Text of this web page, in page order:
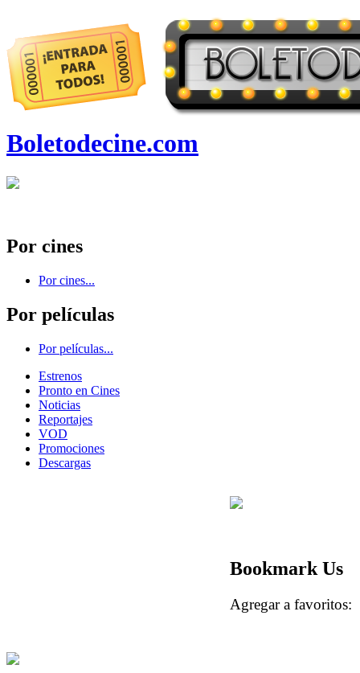
Boletodecine.com
Por cines
Por cines...
Por películas
Por películas...
Estrenos
Pronto en Cines
Noticias
Reportajes
VOD
Promociones
Descargas
Bookmark Us
Agregar a